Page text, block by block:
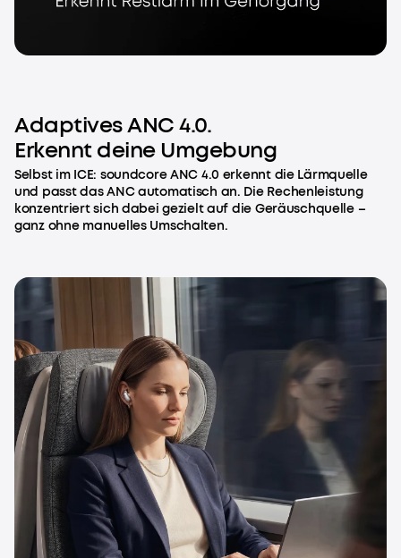
Adaptives ANC 4.0.
Erkennt deine Umgebung
Selbst im ICE: soundcore ANC 4.0 erkennt die Lärmquelle
und passt das ANC automatisch an. Die Rechenleistung
konzentriert sich dabei gezielt auf die Geräuschquelle –
ganz ohne manuelles Umschalten.